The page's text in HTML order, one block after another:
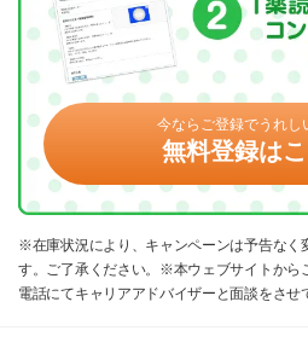
今ならご登録でうれし
無料登録は
※在庫状況により、キャンペーンは予告なく
す。ご了承ください。※本ウェブサイトから
電話にてキャリアアドバイザーと面談をさせ